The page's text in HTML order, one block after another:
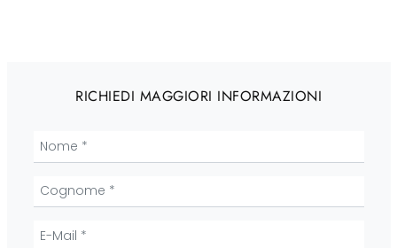
RICHIEDI MAGGIORI INFORMAZIONI